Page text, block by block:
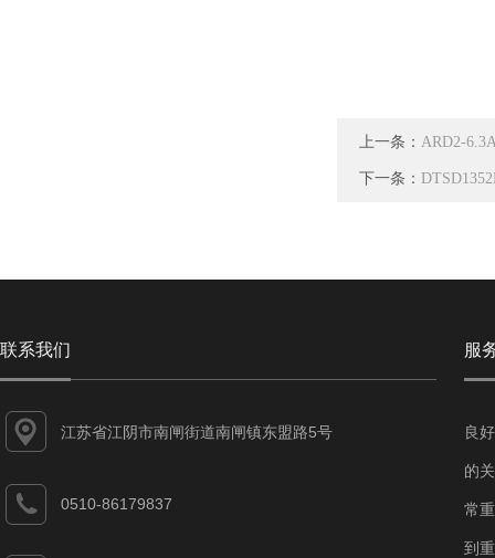
上一条： ARD2-
下一条：
联系我们
江苏省江阴市南闸街道南闸镇东盟路5号
0510-86179837
服
良
的
常
到